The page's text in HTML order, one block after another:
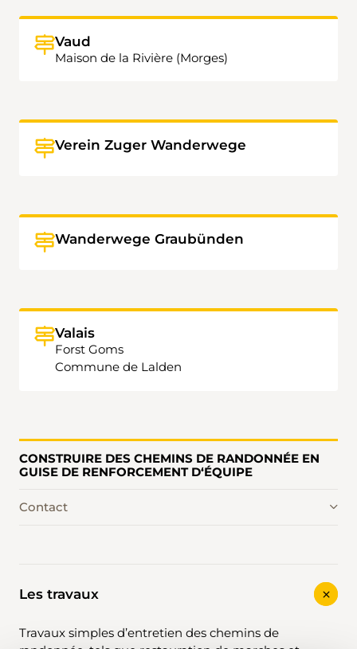
Vaud
Maison de la Rivière (Morges)
Verein Zuger Wanderwege
Wanderwege Graubünden
Valais
Forst Goms
Commune de Lalden
CONSTRUIRE DES CHEMINS DE RANDONNÉE EN
GUISE DE RENFORCEMENT D‘ÉQUIPE
Contact
Les travaux
Travaux simples d’entretien des chemins de